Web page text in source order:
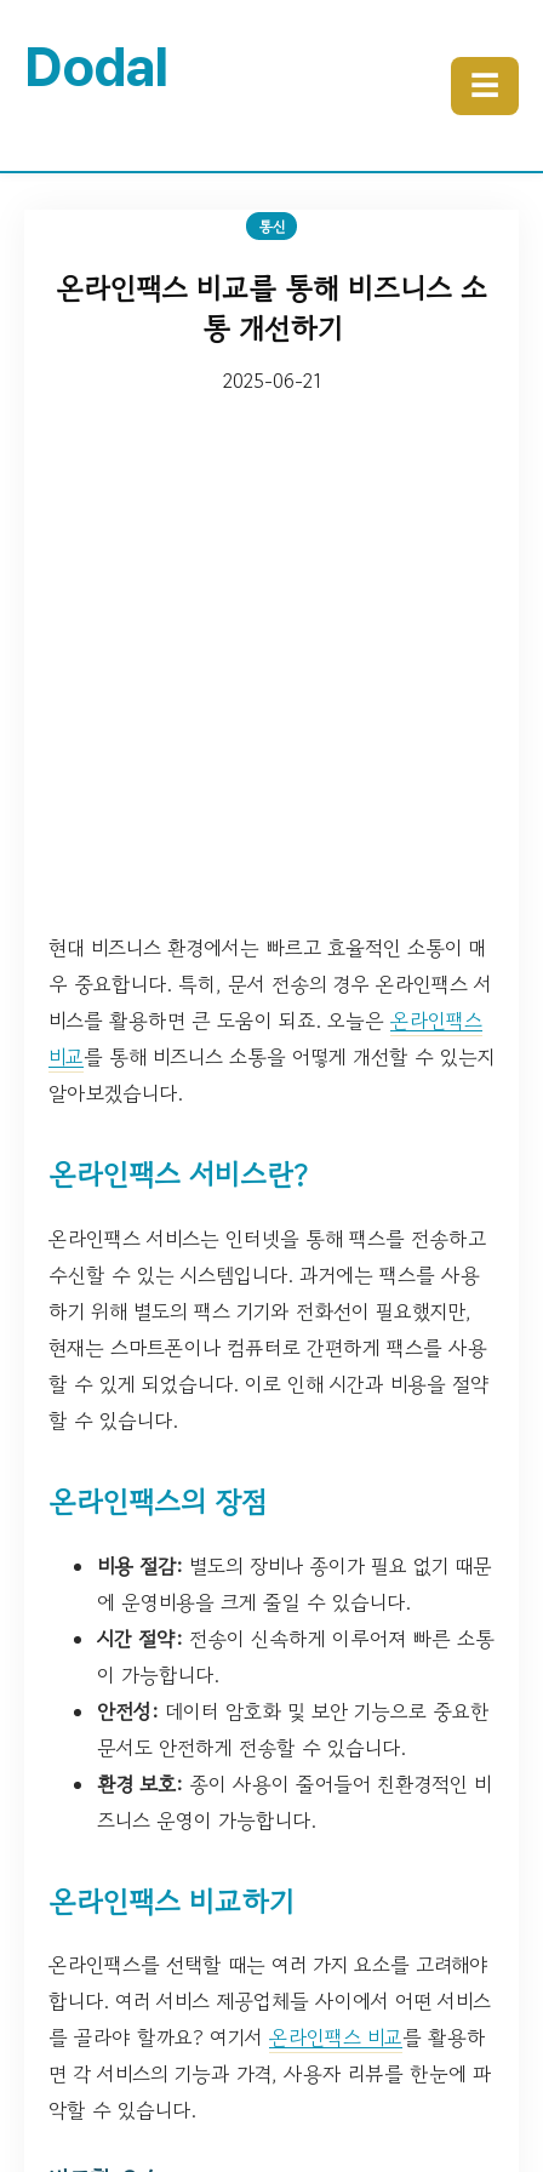
Dodal ☰
통신
온라인팩스 비교를 통해 비즈니스 소
통 개선하기
2025-06-21
현대 비즈니스 환경에서는 빠르고 효율적인 소통이 매
우 중요합니다. 특히, 문서 전송의 경우 온라인팩스 서
비스를 활용하면 큰 도움이 되죠. 오늘은 온라인팩스
비교를 통해 비즈니스 소통을 어떻게 개선할 수 있는지
알아보겠습니다.
온라인팩스 서비스란?
온라인팩스 서비스는 인터넷을 통해 팩스를 전송하고
수신할 수 있는 시스템입니다. 과거에는 팩스를 사용
하기 위해 별도의 팩스 기기와 전화선이 필요했지만,
현재는 스마트폰이나 컴퓨터로 간편하게 팩스를 사용
할 수 있게 되었습니다. 이로 인해 시간과 비용을 절약
할 수 있습니다.
온라인팩스의 장점
비용 절감: 별도의 장비나 종이가 필요 없기 때문
에 운영비용을 크게 줄일 수 있습니다.
시간 절약: 전송이 신속하게 이루어져 빠른 소통
이 가능합니다.
안전성: 데이터 암호화 및 보안 기능으로 중요한
문서도 안전하게 전송할 수 있습니다.
환경 보호: 종이 사용이 줄어들어 친환경적인 비
즈니스 운영이 가능합니다.
온라인팩스 비교하기
온라인팩스를 선택할 때는 여러 가지 요소를 고려해야
합니다. 여러 서비스 제공업체들 사이에서 어떤 서비스
를 골라야 할까요? 여기서 온라인팩스 비교를 활용하
면 각 서비스의 기능과 가격, 사용자 리뷰를 한눈에 파
악할 수 있습니다.